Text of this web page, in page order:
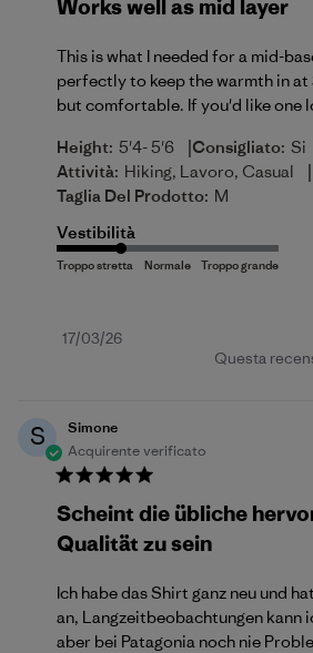
Works well as mid layer
This is what I needed for a mid-
perfectly to keep the warmth in at
but comfortable. If you'd like one
Height: 5'4- 5'6 |Consigliato: Si
Attività: Hiking, Lavoro, Casual |
Taglia Del Prodotto: M
Vestibilità
Data
17/03/26
Questa
S
Simone
Acquirente verificato
Scheint die übliche
Qualität zu sein
Ich habe das Shirt ganz neu und
an, Langzeitbeobachtungen kann
aber bei Patagonia noch nie